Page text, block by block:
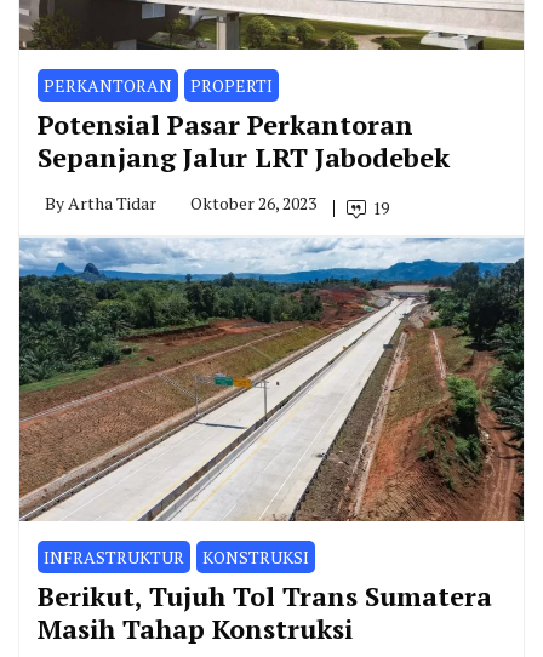
PERKANTORAN PROPERTI
Potensial Pasar Perkantoran
Sepanjang Jalur LRT Jabodebek
ByArtha Tidar Oktober 26, 2023 19
INFRASTRUKTUR KONSTRUKSI
Berikut, Tujuh Tol Trans Sumatera
Masih Tahap Konstruksi